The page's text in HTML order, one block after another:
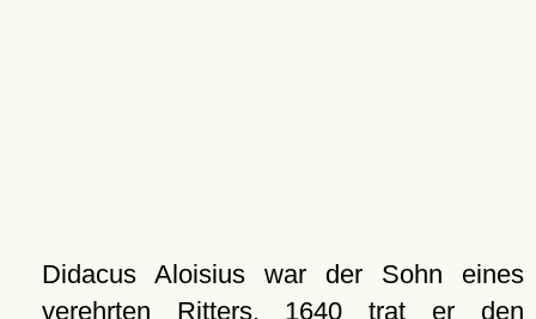
Didacus Aloisius war der Sohn eines
verehrten Ritters. 1640 trat er den